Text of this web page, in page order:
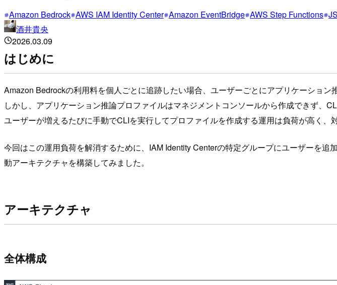
Amazon Bedrock AWS IAM Identity Center Amazon EventBridge AWS Step Functions
酒井貴央
2026.03.09
はじめに
Amazon Bedrockの利用料を個人ごとに追跡したい場合、ユーザーごとにアプリケーション
しかし、アプリケーション推論プロファイルはマネジメントコンソールから作成できず、
ユーザーが増えるたびに手動でCLIを実行してプロファイルを作成する運用は負荷が高く、
今回はこの運用負荷を解消するために、IAM Identity Centerの特定グループにユーザーを
動アーキテクチャを構築してみました。
アーキテクチャ
全体構成